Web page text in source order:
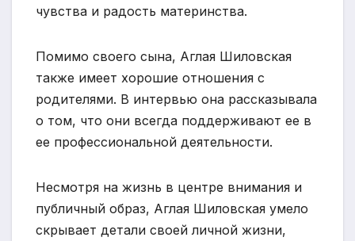
чувства и радость материнства.
Помимо своего сына, Аглая Шиловская
также имеет хорошие отношения с
родителями. В интервью она рассказывала
о том, что они всегда поддерживают ее в
ее профессиональной деятельности.
Несмотря на жизнь в центре внимания и
публичный образ, Аглая Шиловская умело
скрывает детали своей личной жизни,